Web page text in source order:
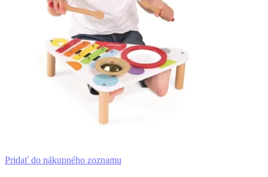
Pridať do nákupného zoznamu